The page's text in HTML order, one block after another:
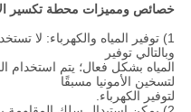
خصائص ومميزات محطة تكسير
1) توفير المياه والكهرباء: لا
وبالتالي توفير
المياه بشكل فعال؛ يتم استخدام
لتسخين الأمونيا مسبقًا
لتوفير الكهرباء.